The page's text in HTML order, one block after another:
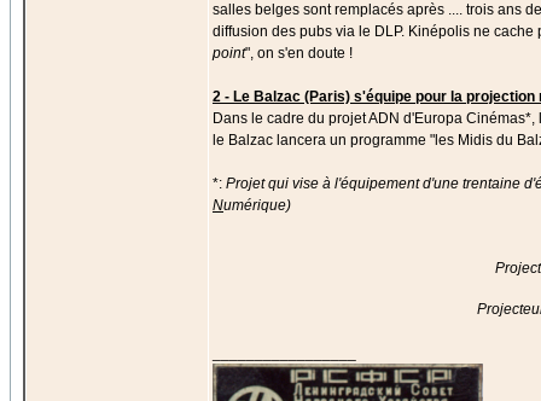
salles belges sont remplacés après .... trois ans
diffusion des pubs via le DLP. Kinépolis ne cache
point", on s'en doute !
2 - Le Balzac (Paris) s'équipe pour la projection
Dans le cadre du projet ADN d'Europa
le Balzac lancera un programme "les Midis du
*: Projet qui vise à l'équipement d'une trentaine
Numérique)